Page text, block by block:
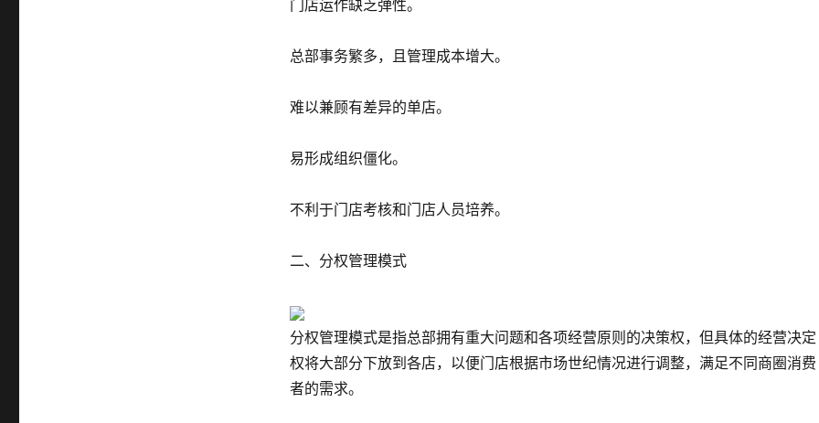
门店运作缺乏弹性。
总部事务繁多，且管理成本增大。
难以兼顾有差异的单店。
易形成组织僵化。
不利于门店考核和门店人员培养。
二、分权管理模式
分权管理模式是指总部拥有重大问题和各项经营原则的决策权，但具体的经营决定
权将大部分下放到各店，以便门店根据市场世纪情况进行调整，满足不同商圈消费
者的需求。